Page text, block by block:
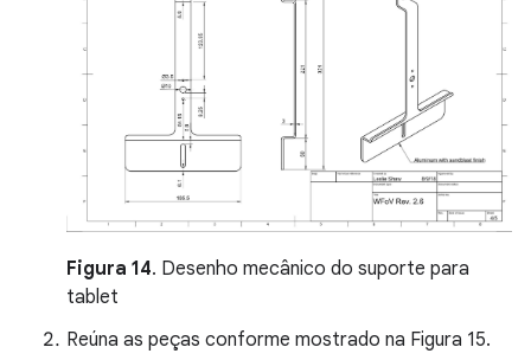
Figura 14. Desenho mecânico do suporte para
tablet
Reúna as peças conforme mostrado na Figura 15.